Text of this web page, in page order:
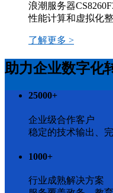
浪潮服务器
性能计算和虚拟化
了解更多 >
助力企业数字化
25000+
企业级合作客户
稳定的技术输出、
1000+
行业成熟解决方案